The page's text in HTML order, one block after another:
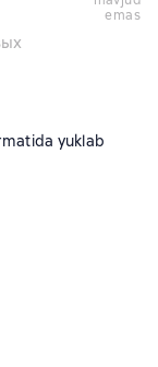
emas
yuklab